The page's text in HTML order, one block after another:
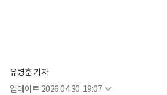
유병훈 기자
업데이트 2026.04.30. 19:07